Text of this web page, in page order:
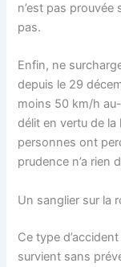
n’est pas
pas.
Enfin, ne
depuis le 29
moins 50 km/h
délit en vertu de
personnes ont
prudence n’a rien
Un sanglier sur la
Ce type
survient sans